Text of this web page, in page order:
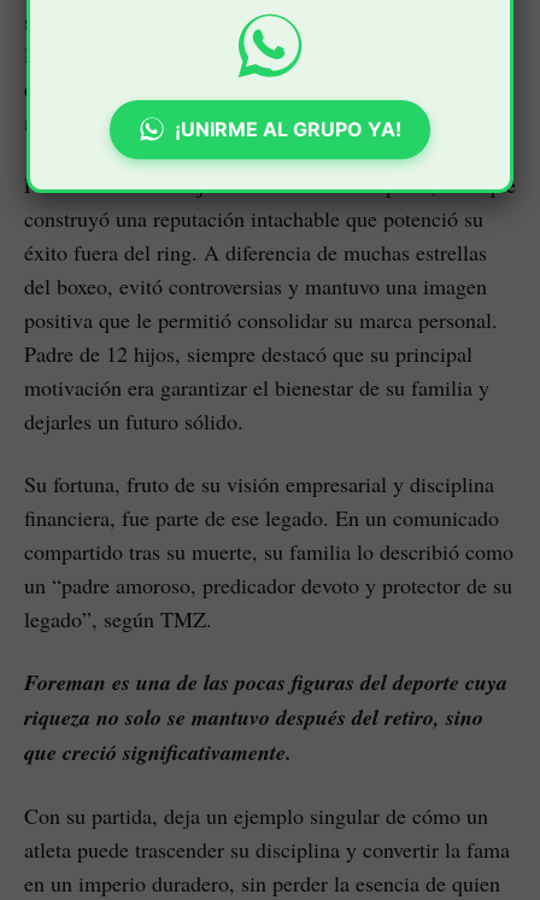
su generación. Su carisma y mentalidad emprendedora
lo convirtieron en un referente tanto en el deporte como
en el mundo empresarial, dejando un legado que va
mucho más allá del boxeo.
Foreman no solo dejó una huella en el deporte, sino que
construyó una reputación intachable que potenció su
éxito fuera del ring. A diferencia de muchas estrellas
del boxeo, evitó controversias y mantuvo una imagen
positiva que le permitió consolidar su marca personal.
Padre de 12 hijos, siempre destacó que su principal
motivación era garantizar el bienestar de su familia y
dejarles un futuro sólido.
Su fortuna, fruto de su visión empresarial y disciplina
financiera, fue parte de ese legado. En un comunicado
compartido tras su muerte, su familia lo describió como
un “padre amoroso, predicador devoto y protector de su
legado”, según TMZ.
Foreman es una de las pocas figuras del deporte cuya
riqueza no solo se mantuvo después del retiro, sino
que creció significativamente.
Con su partida, deja un ejemplo singular de cómo un
atleta puede trascender su disciplina y convertir la fama
en un imperio duradero, sin perder la esencia de quien
¡UNIRME AL GRUPO YA!